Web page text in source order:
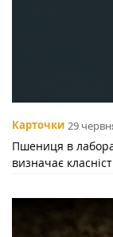
Карточки 29
Пшениця в
визначає